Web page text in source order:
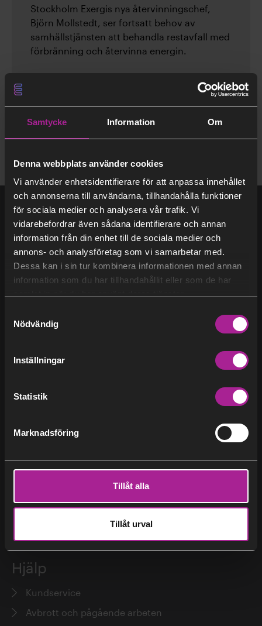
Samtycke Information Om
Denna webbplats använder cookies
Vi använder enhetsidentifierare för att anpassa innehållet
och annonserna till användarna, tillhandahålla funktioner
för sociala medier och analysera vår trafik. Vi
vidarebefordrar även sådana identifierare och annan
information från din enhet till de sociala medier och
annons- och analysföretag som vi samarbetar med.
Dessa kan i sin tur kombinera informationen med annan
information som du har tillhandahållit eller som de har
Nödvändig
Inställningar
Statistik
Marknadsföring
Tillåt alla
Tillåt urval
Kategorier
Företag
Bostadsrättsföreningar BECCS Bio-CCS
Vi som bloggar
Cornelia Malder
Erik Dotzauer
Erik Forsén
Stockholm Exergis nya återvinningschef,
Björn Mollstedt, ser fortsatt behov av
samhällstjänsten att behandla restavfall med
förbränning och återvinna energin.
Få det varmt eller svalt
För dig som installatör
Om oss
Regulatoriska nyheter
Adresser till Stockholm Exergi
Hjälp
Kundservice
Avbrott och pågående arbeten